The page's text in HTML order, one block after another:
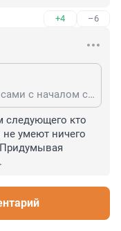
+4 –6
Ребёнок, ясно написано, ушли сами с началом спецоперации. Никто, ни у кого шляпу не забирал. Читай внематочно
кто
умеют ничего
Придумывая
+3 –4